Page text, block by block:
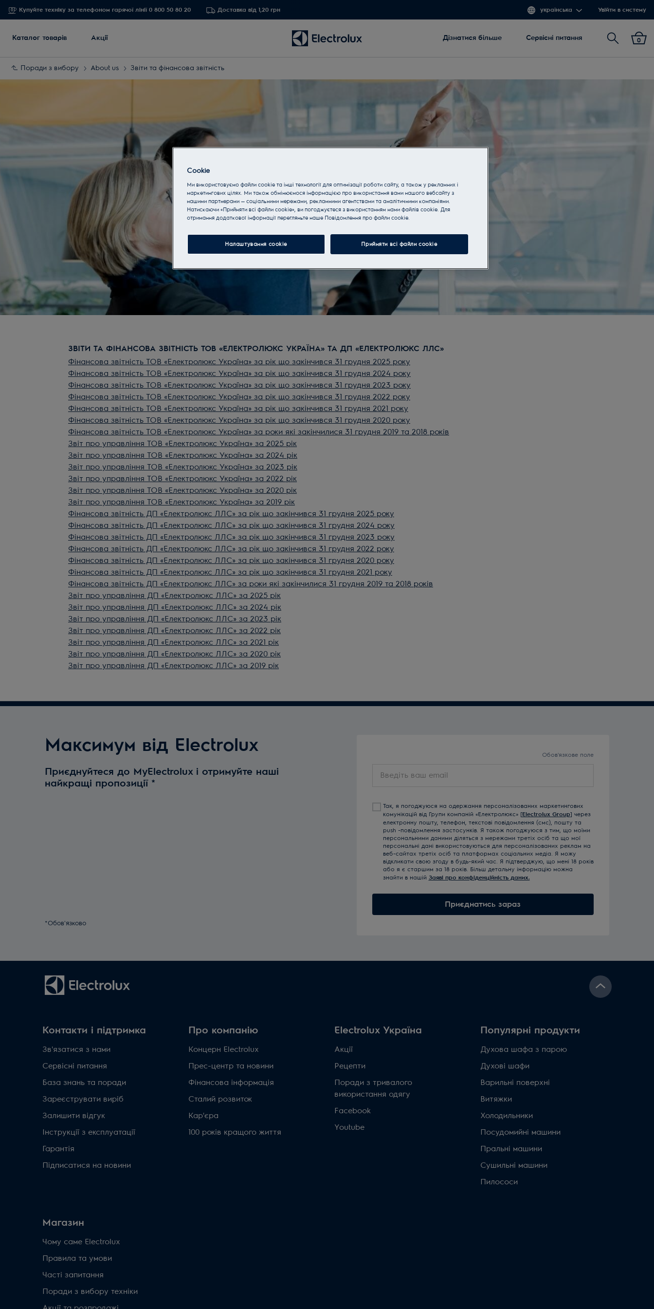
Купуйте техніку за телефоном гарячої лінії 0 800 50 80 20 Доставка від 1,20 грн українська Увійти в систему
Каталог товарів Акції Дізнатися більше Сервісні питання Пошук
0
Поради з вибору About us Звіти та фінансова звітність
ЗВІТИ ТА ФІНАНСОВА ЗВІТНІСТЬ ТОВ «ЕЛЕКТРОЛЮКС УКРАЇНА» ТА ДП «ЕЛЕКТРОЛЮКС ЛЛС»
Фінансова звітність ТОВ «Електролюкс Україна» за рік що закінчився 31 грудня 2025 року
Фінансова звітність ТОВ «Електролюкс Україна» за рік що закінчився 31 грудня 2024 року
Фінансова звітність ТОВ «Електролюкс Україна» за рік що закінчився 31 грудня 2023 року
Фінансова звітність ТОВ «Електролюкс Україна» за рік що закінчився 31 грудня 2022 року
Фінансова звітність ТОВ «Електролюкс Україна» за рік що закінчився 31 грудня 2021 року
Фінансова звітність ТОВ «Електролюкс Україна» за рік що закінчився 31 грудня 2020 року
Фінансова звітність ТОВ «Електролюкс Україна» за роки які закінчилися 31 грудня 2019 та 2018 років
Звіт про управління ТОВ «Електролюкс Україна» за 2025 рік
Звіт про управління ТОВ «Електролюкс Україна» за 2024 рік
Звіт про управління ТОВ «Електролюкс Україна» за 2023 рік
Звіт про управління ТОВ «Електролюкс Україна» за 2022 рік
Звіт про управління ТОВ «Електролюкс Україна» за 2020 рік
Звіт про управління ТОВ «Електролюкс Україна» за 2019 рік
Фінансова звітність ДП «Електролюкс ЛЛС» за рік що закінчився 31 грудня 2025 року
Фінансова звітність ДП «Електролюкс ЛЛС» за рік що закінчився 31 грудня 2024 року
Фінансова звітність ДП «Електролюкс ЛЛС» за рік що закінчився 31 грудня 2023 року
Фінансова звітність ДП «Електролюкс ЛЛС» за рік що закінчився 31 грудня 2022 року
Фінансова звітність ДП «Електролюкс ЛЛС» за рік що закінчився 31 грудня 2020 року
Фінансова звітність ДП «Електролюкс ЛЛС» за рік що закінчився 31 грудня 2021 року
Фінансова звітність ДП «Електролюкс ЛЛС» за роки які закінчилися 31 грудня 2019 та 2018 років
Звіт про управління ДП «Електролюкс ЛЛС» за 2025 рік
Звіт про управління ДП «Електролюкс ЛЛС» за 2024 рік
Звіт про управління ДП «Електролюкс ЛЛС» за 2023 рік
Звіт про управління ДП «Електролюкс ЛЛС» за 2022 рік
Звіт про управління ДП «Електролюкс ЛЛС» за 2021 рік
Звіт про управління ДП «Електролюкс ЛЛС» за 2020 рік
Звіт про управління ДП «Електролюкс ЛЛС» за 2019 рік
Максимум від Electrolux
Приєднуйтеся до MyElectrolux і отримуйте наші
найкращі пропозиції *
*Обов'язково
Обов'язкове поле
Так, я погоджуюся на одержання персоналізованих маркетингових
комунікацій від Групи компаній «Електролюкс» [Electrolux Group] через
електронну пошту, телефон, текстові повідомлення (смс), пошту та
push -повідомлення застосунків. Я також погоджуюся з тим, що моїми
персональними даними діляться з мережами третіх осіб та що мої
персональні дані використовуються для персоналізованих реклам на
веб-сайтах третіх осіб та платформах соціальних медіа. Я можу
відкликати свою згоду в будь-який час. Я підтверджую, що мені 18 років
або я є старшим за 18 років. Більш детальну інформацію можна
знайти в нашій Заяві про конфіденційність даних.
Приєднатись зараз
Контакти і підтримка
Зв'язатися з нами
Сервісні питання
База знань та поради
Зареєструвати виріб
Залишити відгук
Інструкції з експлуатації
Гарантія
Підписатися на новини
Про компанію
Концерн Electrolux
Прес-центр та новини
Фінансова інформація
Сталий розвиток
Кар'єра
100 років кращого життя
Electrolux Україна
Акції
Рецепти
Поради з тривалого
використання одягу
Facebook
Youtube
Популярні продукти
Духова шафа з парою
Духові шафи
Варильні поверхні
Витяжки
Холодильники
Посудомийні машини
Пральні машини
Сушильні машини
Пилососи
Магазин
Чому саме Electrolux
Правила та умови
Часті запитання
Поради з вибору техніки
Cookie
Ми використовуємо файли cookie та інші технології для оптимізації роботи сайту, а також у рекламних і
маркетингових цілях. Ми також обмінюємося інформацією про використання вами нашого вебсайту з
нашими партнерами — соціальними мережами, рекламними агентствами та аналітичними компаніями.
Натискаючи «Прийняти всі файли cookie», ви погоджуєтеся з використанням нами файлів cookie. Для
отримання додаткової інформації перегляньте наше Пoвідомлення прo файли cookie.
Налаштування cookie Прийняти всі файли сookie